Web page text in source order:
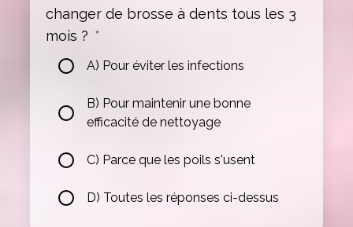
changer de brosse à dents tous les 3
mois ? *
A) Pour éviter les infections
B) Pour maintenir une bonne
efficacité de nettoyage
C) Parce que les poils s'usent
D) Toutes les réponses ci-dessus